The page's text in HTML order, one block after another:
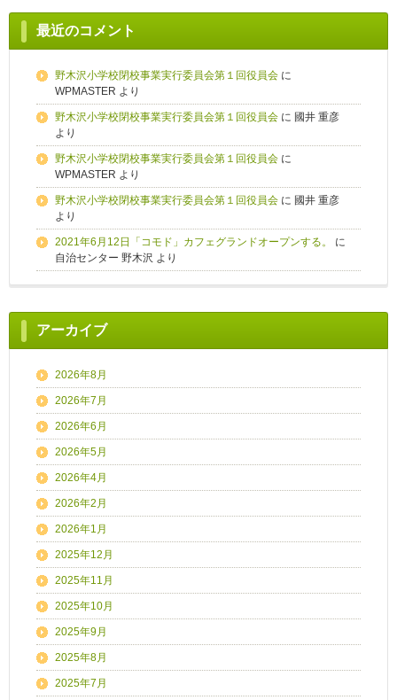
最近のコメント
野木沢小学校閉校事業実行委員会第１回役員会 に
WPMASTER より
野木沢小学校閉校事業実行委員会第１回役員会 に 國井 重彦
より
野木沢小学校閉校事業実行委員会第１回役員会 に
WPMASTER より
野木沢小学校閉校事業実行委員会第１回役員会 に 國井 重彦
より
2021年6月12日「コモド」カフェグランドオープンする。
に
自治センター 野木沢 より
アーカイブ
2026年8月
2026年7月
2026年6月
2026年5月
2026年4月
2026年2月
2026年1月
2025年12月
2025年11月
2025年10月
2025年9月
2025年8月
2025年7月